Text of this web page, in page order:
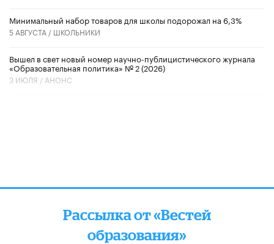
Минимальный набор товаров для школы подорожал на 6,3%
5 АВГУСТА / ШКОЛЬНИКИ
Вышел в свет новый номер научно-публицистического журнала
«Образовательная политика» № 2 (2026)
3 ИЮЛЯ / АНОНС
Рассылка от «Вестей
образования»